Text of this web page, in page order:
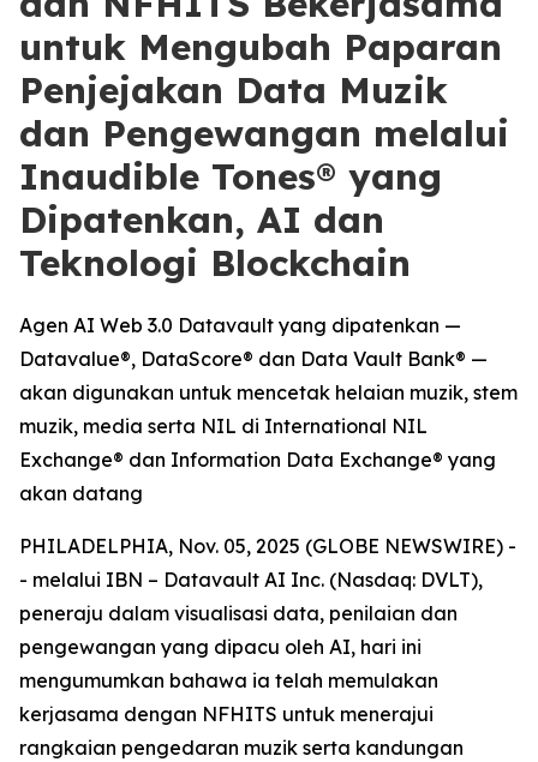
untuk Mengubah Paparan
Penjejakan Data Muzik
dan Pengewangan melalui
Inaudible Tones® yang
Dipatenkan, AI dan
Teknologi Blockchain
Agen AI Web 3.0 Datavault yang dipatenkan —
Datavalue®, DataScore® dan Data Vault Bank® —
akan digunakan untuk mencetak helaian muzik, stem
muzik, media serta NIL di International NIL
Exchange® dan Information Data Exchange® yang
akan datang
PHILADELPHIA, Nov. 05, 2025 (GLOBE NEWSWIRE) -
- melalui IBN – Datavault AI Inc. (Nasdaq: DVLT),
peneraju dalam visualisasi data, penilaian dan
pengewangan yang dipacu oleh AI, hari ini
mengumumkan bahawa ia telah memulakan
kerjasama dengan NFHITS untuk menerajui
rangkaian pengedaran muzik serta kandungan